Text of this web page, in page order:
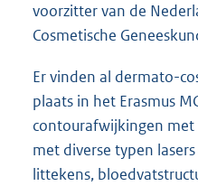
voorzitter van de
Cosmetische
Er vinden al dermato-
plaats in het Erasmus
contourafwijkingen met
met diverse typen
littekens,